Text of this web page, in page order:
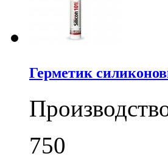
Герметик
750